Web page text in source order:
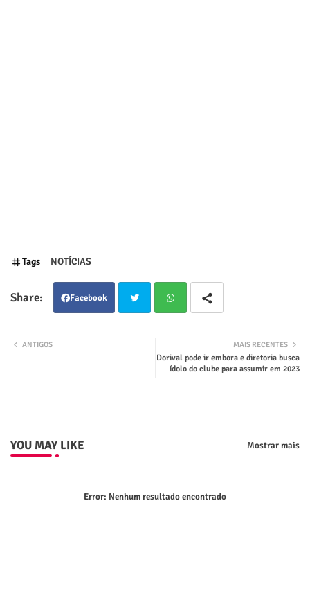
Tags NOTÍCIAS
Facebook
tsap
MAIS RECENTES
Dorival pode ir embora e diretoria busca
ídolo do clube para assumir em 2023
ANTIGOS
YOU MAY LIKE Mostrar mais
Error: Nenhum resultado encontrado